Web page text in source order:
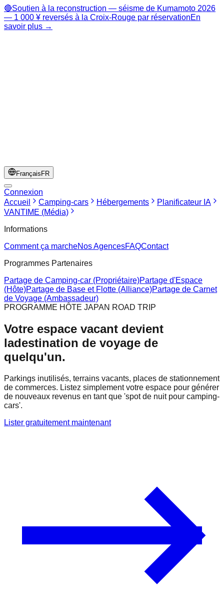
🔴Soutien à la reconstruction — séisme de Kumamoto 2026
— 1 000 ¥ reversés à la Croix-Rouge par réservationEn
savoir plus →
Français FR
Connexion
Accueil
Camping-cars Hébergements
Planificateur IA
VANTIME (Média)
Informations
Comment ça marcheNos AgencesFAQContact
Programmes Partenaires
Partage de Camping-car (Propriétaire)Partage d'Espace
(Hôte)Partage de Base et Flotte (Alliance)Partage de Carnet
de Voyage (Ambassadeur)
PROGRAMME HÔTE JAPAN ROAD TRIP
Votre espace vacant devient
ladestination de voyage de
quelqu'un.
Parkings inutilisés, terrains vacants, places de stationnement
de commerces. Listez simplement votre espace pour générer
de nouveaux revenus en tant que 'spot de nuit pour camping-
cars'.
Lister gratuitement maintenant